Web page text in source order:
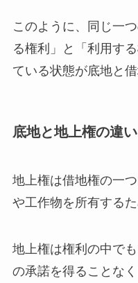
このように、同じ一
る権利」と「利用す
ている状態が底地と
底地と地上権の違い
地上権は借地権の一
や工作物を所有するた
地上権は権利の中で
の承諾を得ることな